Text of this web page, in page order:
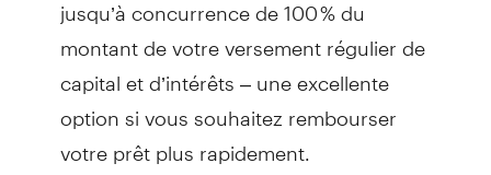
montant de votre versement régulier de
capital et d’intérêts – une excellente
option si vous souhaitez rembourser
votre prêt plus rapidement.